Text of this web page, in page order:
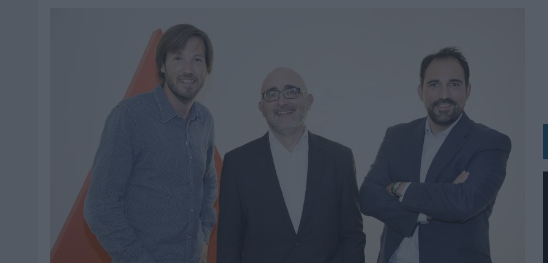
‘LA ÚNICA CERVEZA DEL MUNDO QUE SE DISFRUTA DOS VECES’, DE INUSUALY PARA CERVEZA CAPAZ
‘EL FÚTBOL SIN LAS PERSONAS’, DE DENTSU CREATIVE PARA ORANGE
CAPAZ, LA CERVEZA QUE CONVIERTE CADA BOTELLA EN UNA OPORTUNIDAD DE INCLUSIÓN
BABARIA Y MAXIBON SON ‘EL MATCH PERFECTO DEL VERANO’
AUDIBLE REIVINDICA EL PODER TRANSFORMADOR DEL AUDIO EN SU NUEVA CAMPAÑA GLOBAL DE MARCA
‘VUELVE EL FÚTBOL. VUELVE A SOÑAR’, DE VML PARA MOVISTAR
03/08/2026
MOVISTAR APELA A LA ILUSIÓN DE LAS AFICIONES PARA EL REGRESO DEL FÚTBOL
03/08/2026
EL REAL BETIS INVITA A LOS AFICIONADOS A DISEÑAR SU PRÓXIMA CAMISETA FOREVER GREEN
03/08/2026
KFC CONVIERTE LOS UBER EN UN HOMENAJE AL UNIVERSO DE 'LOS SIMPSON'
03/08/2026
BACK MARKET PONE A LA MADRE DE SU FUNDADOR COMO AVAL DE SU CALIDAD
03/08/2026
PRESENTADO EL JURADO DE LOS PREMIOS DE MARKETING Y COMUNICACIÓN EN EL SECTOR ASEGURADOR 2026
‘FROZEN DUNKIN’ X CALIPPO®’, AUTOPRODUCCIÓN DE DUNKIN’